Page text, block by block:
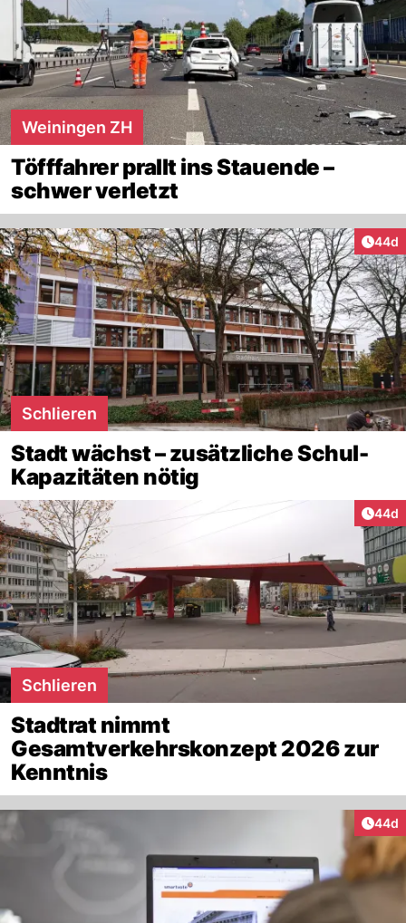
Weiningen ZH
Töfffahrer prallt ins Stauende –
schwer verletzt
44d
Schlieren
Stadt wächst – zusätzliche Schul-
Kapazitäten nötig
44d
Schlieren
Stadtrat nimmt
Gesamtverkehrskonzept 2026 zur
Kenntnis
44d